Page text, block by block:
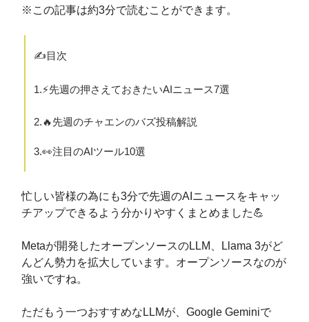
※この記事は約3分で読むことができます。
✍️目次
1.⚡️先週の押さえておきたいAIニュース7選
2.🔥先週のチャエンのバズ投稿解説
3.👀注目のAIツール10選
忙しい皆様の為にも3分で先週のAIニュースをキャッ
チアップできるよう分かりやすくまとめました💪
Metaが開発したオープンソースのLLM、Llama 3がど
んどん勢力を拡大しています。オープンソースなのが
強いですね。
ただもう一つおすすめなLLMが、Google Geminiで